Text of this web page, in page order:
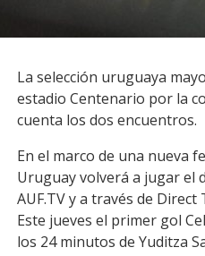
Facebook
WhatsApp
Email
La selección uruguaya
estadio Centenario por la
cuenta los dos encuentros.
En el marco de una nueva
Uruguay volverá a jugar el
AUF.TV y a través de Direct
Este jueves el primer gol
los 24 minutos de Yuditza